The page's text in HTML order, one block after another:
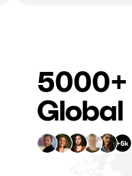
5000+
Global